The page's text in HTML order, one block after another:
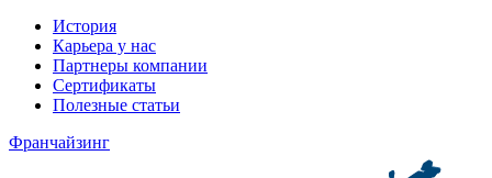
История
Карьера у нас
Партнеры компании
Сертификаты
Полезные статьи
Франчайзинг